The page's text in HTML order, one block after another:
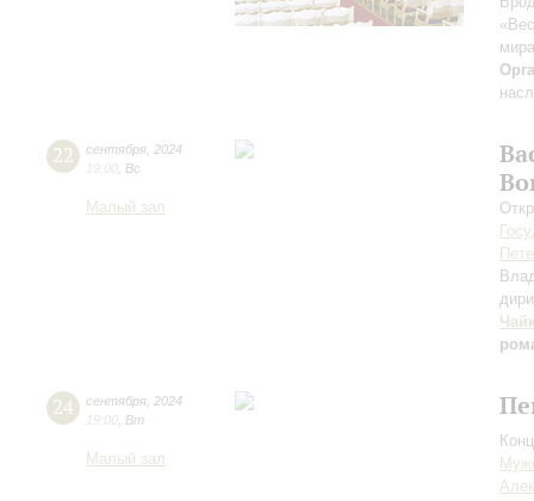
22 сентября 2024
19:00 Вс
Малый зал
24 сентября 2024
19:00 Вт
Малый зал